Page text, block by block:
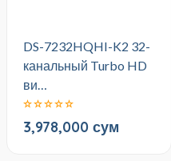
DS-7232HQHI-K2 32-
канальный Turbo HD
ви…
3,978,000 сум